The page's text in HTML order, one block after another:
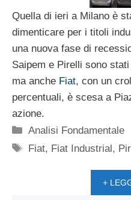
Quella di ieri a Milano è
dimenticare per i titoli
una nuova fase di
Saipem e Pirelli sono
ma anche Fiat, con un
percentuali, è scesa a
azione.
Categorie
Analisi Fondamentale
Tag
Fiat, Fiat Industrial,
+